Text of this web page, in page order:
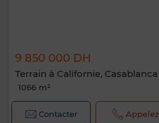
9 850 000 DH
Terrain à Californie, Casablanca
1066 m²
Contacter Appelez